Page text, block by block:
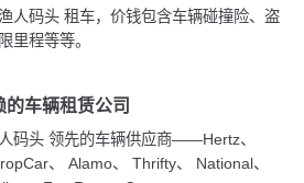
人码头 租车，价钱包含车辆碰撞险、盗
里程等等。
的车辆租赁公司
人码头 领先的车辆供应商——Hertz、
、 Alamo、 Thrifty、 National、